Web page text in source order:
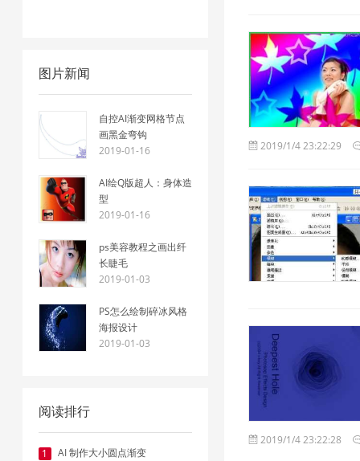
图片新闻
自控AI渐变网格节点
画黑金弯钩
2019-01-16
AI绘Q版超人：身体造
型
2019-01-16
ps美容教程之画出纤
长睫毛
2019-01-03
PS怎么绘制碎冰风格
海报设计
2019-01-03
阅读排行
1 AI 制作大小圆点渐变
2019/1/4 23:22:29
2019/1/4 23:22:28